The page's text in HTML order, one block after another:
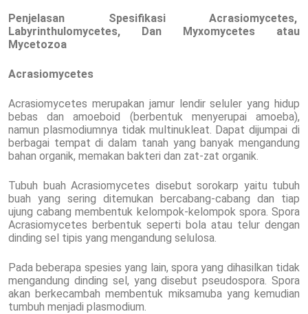
Penjelasan Spesifikasi Acrasiomycetes,
Labyrinthulomycetes, Dan Myxomycetes atau
Mycetozoa
Acrasiomycetes
Acrasiomycetes merupakan jamur lendir seluler yang hidup
bebas dan amoeboid (berbentuk menyerupai amoeba),
namun plasmodiumnya tidak multinukleat. Dapat dijumpai di
berbagai tempat di dalam tanah yang banyak mengandung
bahan organik, memakan bakteri dan zat-zat organik.
Tubuh buah Acrasiomycetes disebut sorokarp yaitu tubuh
buah yang sering ditemukan bercabang-cabang dan tiap
ujung cabang membentuk kelompok-kelompok spora. Spora
Acrasiomycetes berbentuk seperti bola atau telur dengan
dinding sel tipis yang mengandung selulosa.
Pada beberapa spesies yang lain, spora yang dihasilkan tidak
mengandung dinding sel, yang disebut pseudospora. Spora
akan berkecambah membentuk miksamuba yang kemudian
tumbuh menjadi plasmodium.